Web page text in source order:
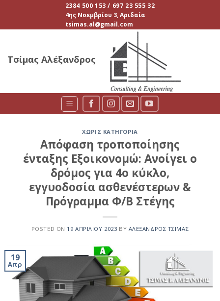
content
2384 500 153 / 697 23 555 32
4ης Νοεμβρίου 3, Αριδαία
tsimas.al@gmail.com
Τσίμας Αλέξανδρος
ΧΩΡΊΣ ΚΑΤΗΓΟΡΊΑ
Απόφαση τροποποίησης
ένταξης Εξοικονομώ: Ανοίγει ο
δρόμος για 4ο κύκλο,
εγγυοδοσία ασθενέστερων &
Πρόγραμμα Φ/Β Στέγης
POSTED ON 19 ΑΠΡΙΛΊΟΥ 2023 BY ΑΛΈΞΑΝΔΡΟΣ ΤΣΊΜΑΣ
19
Απρ